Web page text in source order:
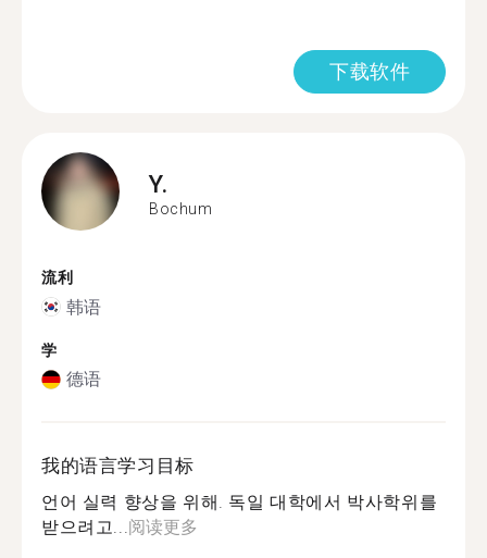
下载软件
Y.
Bochum
流利
韩语
学
德语
我的语言学习目标
언어 실력 향상을 위해. 독일 대학에서 박사학위를
받으려고...阅读更多